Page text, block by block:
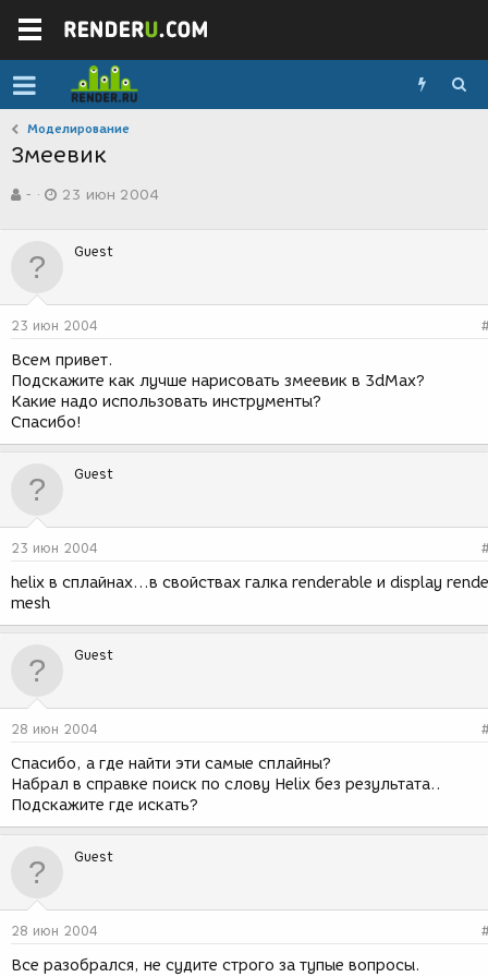
Моделирование
Змеевик
в
р
м
-
а
д
н
и
я
23 июн 2004
Guest
23 июн 2004
Всем привет.
Подскажите как лучше нарисовать змеевик в 3dMax?
Какие надо использовать инструменты?
Спасибо!
Guest
23 июн 2004
helix в сплайнах...в свойствах галка renderable и display
mesh
Guest
28 июн 2004
Спасибо, а где найти эти самые сплайны?
Набрал в справке поиск по слову Helix без результата..
Подскажите где искать?
Guest
28 июн 2004
Все разобрался, не судите строго за тупые вопросы.